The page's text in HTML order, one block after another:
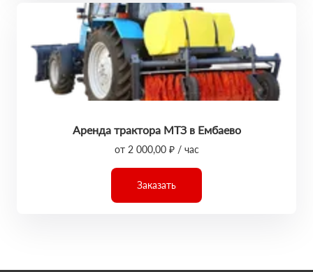
Аренда трактора МТЗ в Ембаево
от 2 000,00 ₽ / час
Заказать